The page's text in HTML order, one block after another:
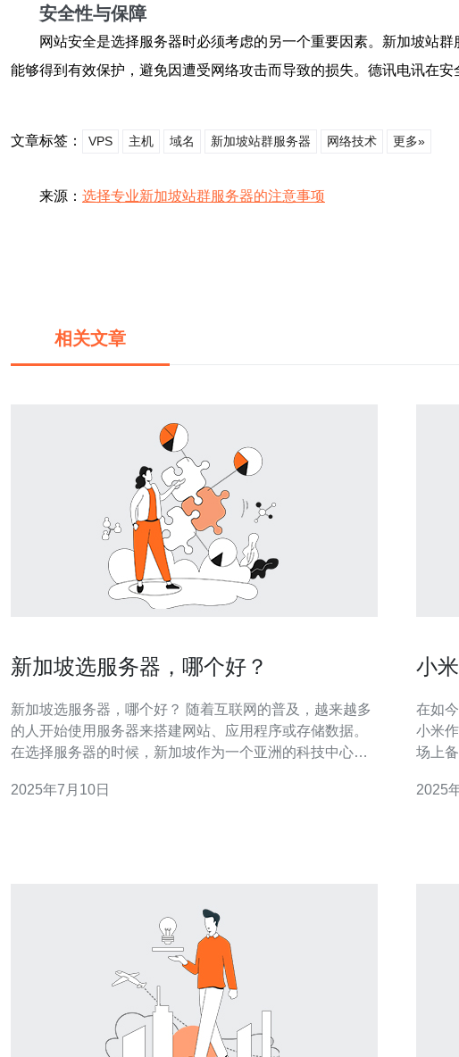
安全性与保障
网站安全是选择服务器时必须考虑的另一个重要因素。新加坡站
能够得到有效保护，避免因遭受网络攻击而导致的损失。德讯电讯在
文章标签： VPS 主机 域名 新加坡站群服务器 网络技术 更多»
来源： 选择专业新加坡站群服务器的注意事项
相关文章
新加坡选服务器，哪个好？
新加坡选服务器，哪个好？ 随着互联网的普及，越来越多
的人开始使用服务器来搭建网站、应用程序或存储数据。
在选择服务器的时候，新加坡作为一个亚洲的科技中心，
好呢？接下来我们将为您介绍一些常见的选择。 独立服务
2025年7月10日
小
在如
小米
场上
更好地了解这
2025